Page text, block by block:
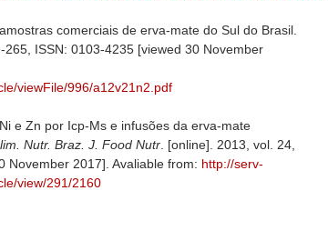
comerciais de erva-mate do Sul do Brasil.
ISSN: 0103-4235 [viewed 30 November
viewFile/996/a12v21n2.pdf
e Zn por Icp-Ms e infusões da erva-mate
Nutr. Braz. J. Food Nutr . [online]. 2013, vol. 24,
November 2017]. Avaliable from: http://serv-
view/291/2160